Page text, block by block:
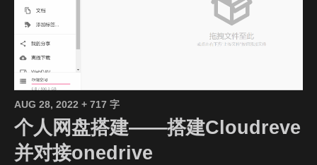
AUG 28, 2022 + 717 字
个人网盘搭建——搭建Cloudreve
并对接onedrive